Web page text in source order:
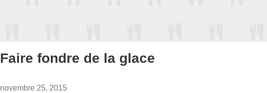
Faire fondre de la glace
novembre 25, 2015